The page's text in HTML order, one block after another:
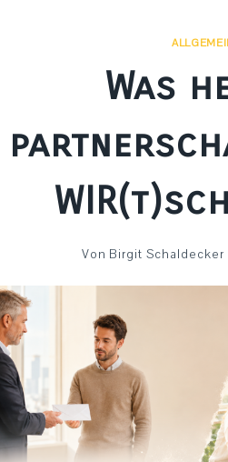
Was
Von Birgit Schaldecker